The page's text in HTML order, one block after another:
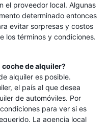
el proveedor local. Algunas
determinado entonces
evitar sorpresas y costos
los términos y condiciones.
de alquiler?
alquiler es posible.
el país al que desea
de automóviles. Por
para ver si es
La agencia local